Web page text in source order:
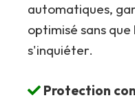
automatiques,
optimisé sans
s'inquiéter.
Protection